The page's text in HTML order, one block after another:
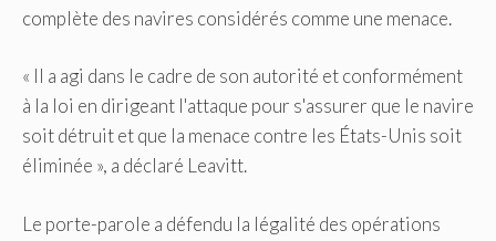
complète des navires considérés comme une menace.
« Il a agi dans le cadre de son autorité et conformément
à la loi en dirigeant l'attaque pour s'assurer que le navire
soit détruit et que la menace contre les États-Unis soit
éliminée », a déclaré Leavitt.
Le porte-parole a défendu la légalité des opérations